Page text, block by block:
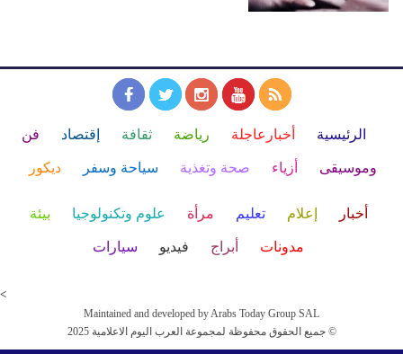
الرئيسية أخبارعاجلة رياضة ثقافة إقتصاد فن
وموسيقى أزياء صحة وتغذية سياحة وسفر ديكور
أخبار إعلام تعليم مرأة علوم وتكنولوجيا بيئة
مدونات أبراج فيديو سيارات
<
Maintained and developed by Arabs Today Group SAL
جميع الحقوق محفوظة لمجموعة العرب اليوم الاعلامية 2025 ©